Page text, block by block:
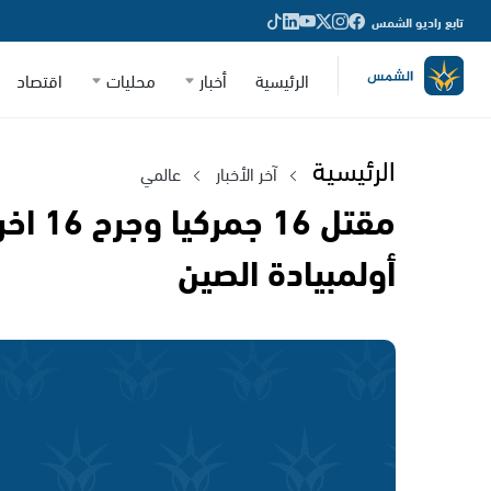
تابع راديو الشمس
الرئيسية أخبار محليات اقتصاد
الرئيسية آخر الأخبار عالمي
أولمبيادة الصين